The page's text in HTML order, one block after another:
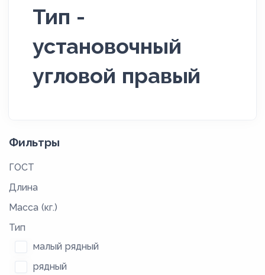
Тип -
установочный
угловой правый
Фильтры
ГОСТ
Длина
Масса (кг.)
Тип
малый рядный
рядный